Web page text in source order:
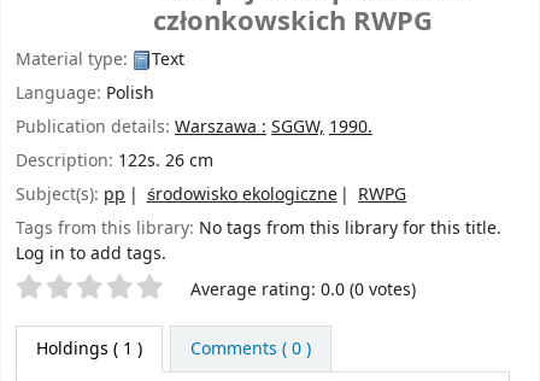
członkowskich RWPG
Material type:
Text
Language: Polish
Publication details: Warszawa : SGGW, 1990.
Description: 122s. 26 cm
Subject(s): pp środowisko ekologiczne
RWPG
Tags from this library: No tags from this library for this title.
Log in to add tags.
Star ratings Average rating: 0.0 (0 votes)
Holdings ( 1 ) Comments ( 0 )